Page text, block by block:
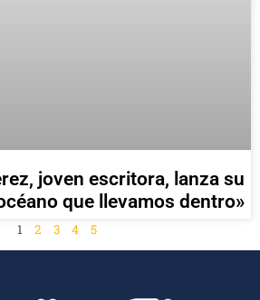
joven escritora, lanza su
que llevamos dentro»
1 2 3 4 5